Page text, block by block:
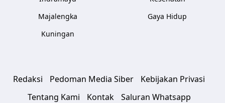
Majalengka
Kuningan
Gaya Hidup
Redaksi Pedoman Media Siber
Kebijakan Privasi
Tentang Kami
Kontak Saluran Whatsapp